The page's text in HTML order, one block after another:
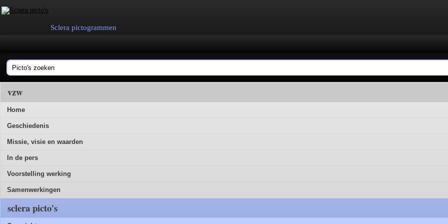
Sclera pictogrammen
vzw
Home
Geschiedenis
Missie, visie en waarden
In de pers
Voorstelling werking
Samenwerkingen
sclera picto's